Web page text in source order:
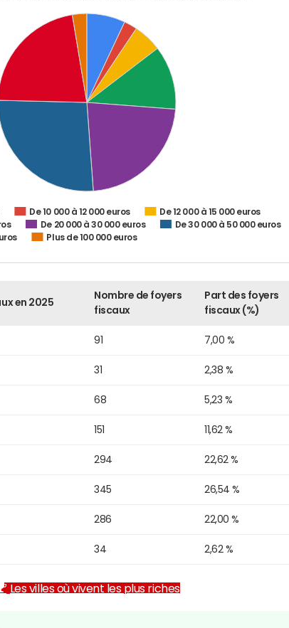
De 10 000 à 12 000 euros
De 12 000 à 15 000 euros
De 20 000 à 30 000 euros
De 30 000 à 50 000 euros
Plus de 100 000 euros
en 2025
Nombre de foyers
fiscaux
Part des foyers
fiscaux (%)
91 7,00 %
31 2,38 %
68 5,23 %
151 11,62 %
294 22,62 %
345 26,54 %
286 22,00 %
34 2,62 %
Les villes où vivent les plus riches